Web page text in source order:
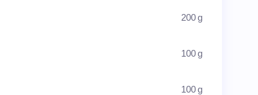
200 g
100 g
100 g